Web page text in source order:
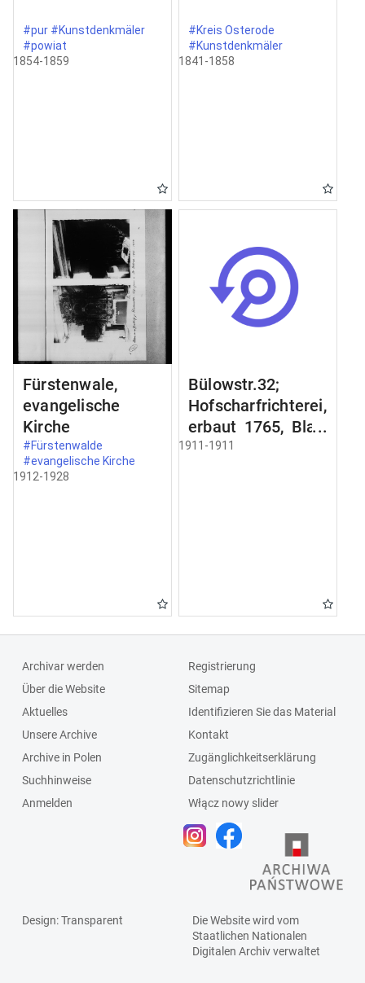
#pur #Kunstdenkmäler
#powiat
1854-1859
#Kreis Osterode
#Kunstdenkmäler
1841-1858
Fürstenwale,
evangelische
Kirche
#Fürstenwalde
#evangelische Kirche
1912-1928
Bülowstr.32;
Hofscharfrichterei,
erbaut 1765, Blatt
2;
Türbekleidung;
Schlagleiste;Fenst
ersprosse
1911-1911
Archivar werden
Über die Website
Aktuelles
Unsere Archive
Archive in Polen
Suchhinweise
Anmelden
Registrierung
Sitemap
Identifizieren Sie das Material
Kontakt
Zugänglichkeitserklärung
Datenschutzrichtlinie
Włącz nowy slider
Design: Transparent
Die Website wird vom
Staatlichen Nationalen
Digitalen Archivverwaltet